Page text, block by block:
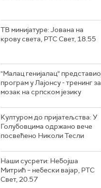
ТВ минијатуре: Јована на
крову света, РТС Свет, 18.55
"Малац генијалац“ представио
програм у Лајонсу - тренинг за
мозак на српском језику
Културом до пријатељства: У
Голубовцима одржано вече
посвећено Николи Тесли
Наши сусрети: Небојша
Митрић – небески вајар, РТС
Свет, 20.57